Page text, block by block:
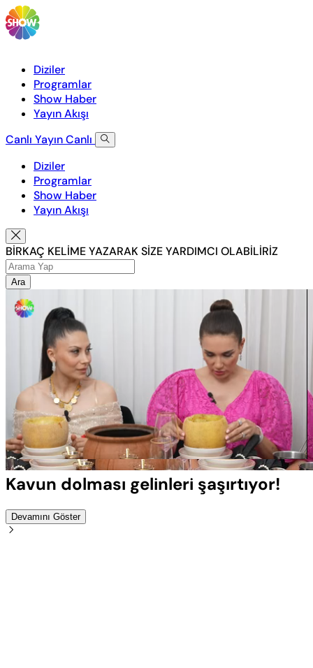
Diziler
Programlar
Show Haber
Yayın Akışı
Canlı YayınCanlı
Diziler
Programlar
Show Haber
Yayın Akışı
BİRKAÇ KELİME YAZARAK SİZE YARDIMCI OLABİLİRİZ
Ara
Sesi
Aç
Yüklendi:
100.00%
Oynatma
Hızı
Kavun dolması gelinleri şaşırtıyor!
Devamını Göster